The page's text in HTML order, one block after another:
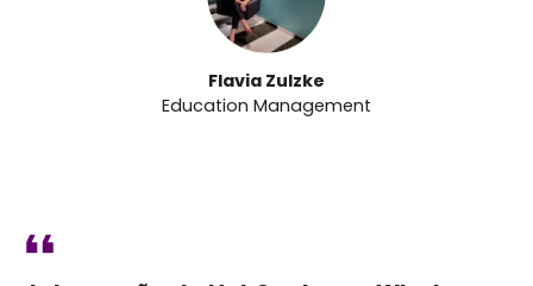
Flavia Zulzke
Education Management